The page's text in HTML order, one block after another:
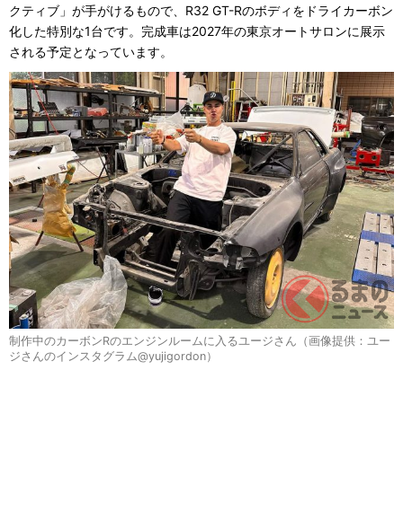
クティブ」が手がけるもので、R32 GT-Rのボディをドライカーボン
化した特別な1台です。完成車は2027年の東京オートサロンに展示
される予定となっています。
制作中のカーボンRのエンジンルームに入るユージさん（画像提供：ユー
ジさんのインスタグラム@yujigordon）